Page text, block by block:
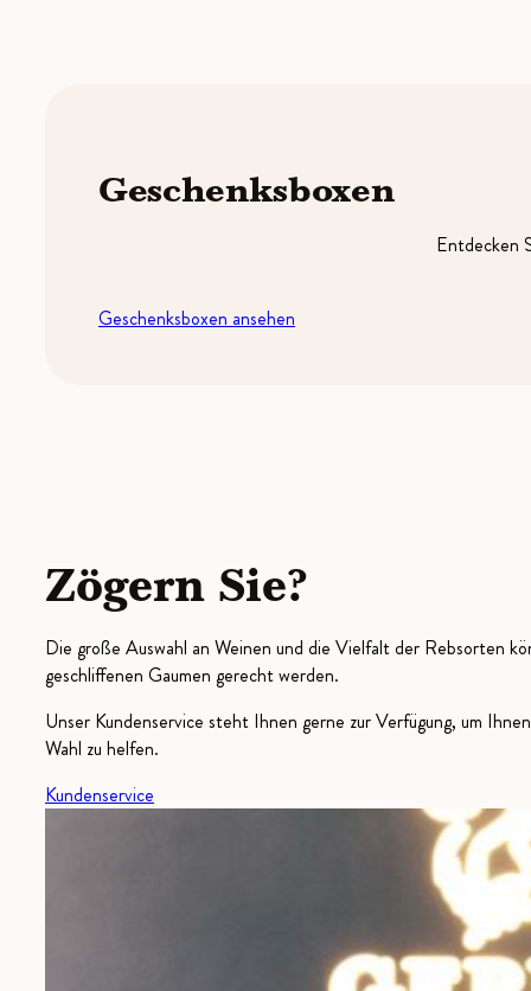
Geschenksboxen
Entdecken
Geschenksboxen ansehen
Zögern Sie?
Die große Auswahl an Weinen und die Vielfalt der Rebsorten
geschliffenen Gaumen gerecht werden.
Unser Kundenservice steht Ihnen gerne zur Verfügung, um
Wahl zu helfen.
Kundenservice